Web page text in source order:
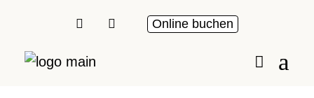
Online buchen